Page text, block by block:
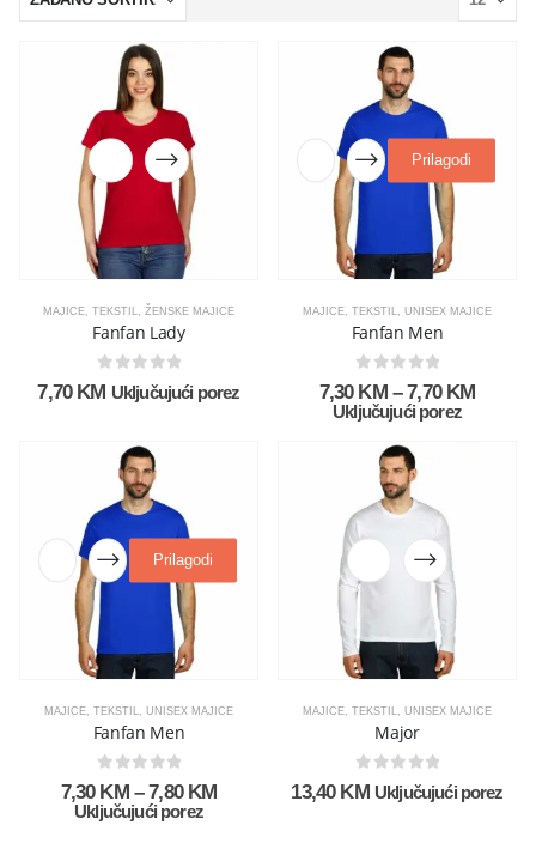
MAJICE TEKSTIL ŽENSKE MAJICE
Fanfan Lady
0out of 5
7,70 KM Uključujući porez
Prilagodi
MAJICE TEKSTIL UNISEX MAJICE
Fanfan Men
0 out of 5
7,30 KM – 7,70 KM
Uključujući porez
Prilagodi
MAJICE, TEKSTIL, UNISEX MAJICE
Fanfan Men
0 out of 5
7,30 KM – 7,80 KM
Uključujući porez
MAJICE, TEKSTIL, UNISEX MAJICE
Major
0 out of 5
13,40 KM Uključujući porez